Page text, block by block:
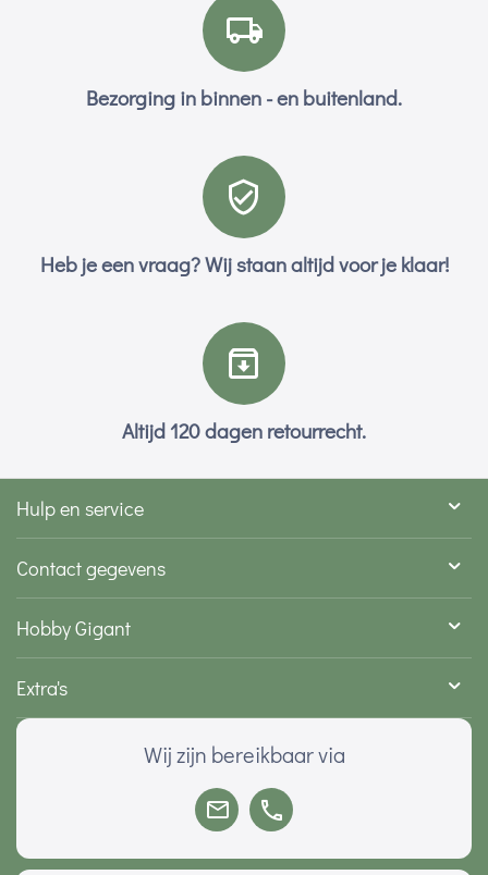
Bezorging in binnen - en buitenland.
Heb je een vraag? Wij staan altijd voor je klaar!
Altijd 120 dagen retourrecht.
Hulp en service
Contact gegevens
Hobby Gigant
Extra's
Wij zijn bereikbaar via